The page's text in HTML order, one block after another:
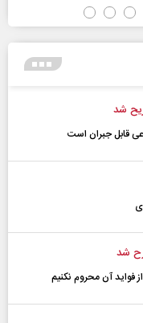
شد
قابل جبران است
شد
فواید آن محروم نکنیم